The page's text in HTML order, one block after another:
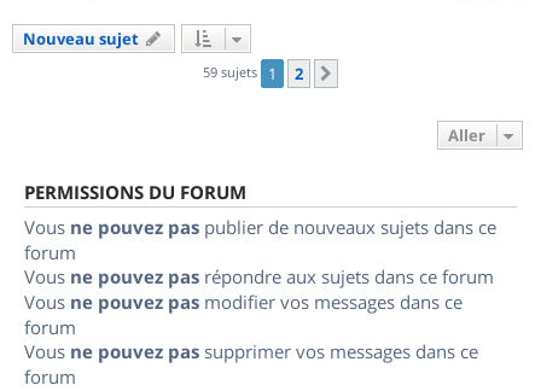
Nouveau sujet
59 sujets 1 2
Aller
PERMISSIONS DU FORUM
Vous ne pouvez pas publier de nouveaux sujets dans ce
forum
Vous ne pouvez pas répondre aux sujets dans ce forum
Vous ne pouvez pas modifier vos messages dans ce
forum
Vous ne pouvez pas supprimer vos messages dans ce
forum